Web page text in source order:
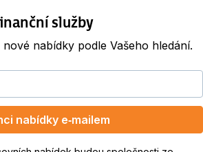
služby
nové nabídky podle Vašeho hledání.
nabídky e‑mailem